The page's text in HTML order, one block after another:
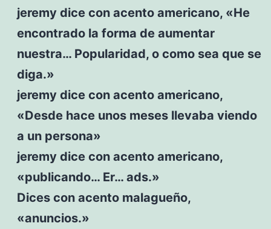
jeremy dice con acento americano, «He
encontrado la forma de aumentar
nuestra… Popularidad, o como sea que se
diga.»
jeremy dice con acento americano,
«Desde hace unos meses llevaba viendo
a un persona»
jeremy dice con acento americano,
«publicando… Er… ads.»
Dices con acento malagueño,
«anuncios.»